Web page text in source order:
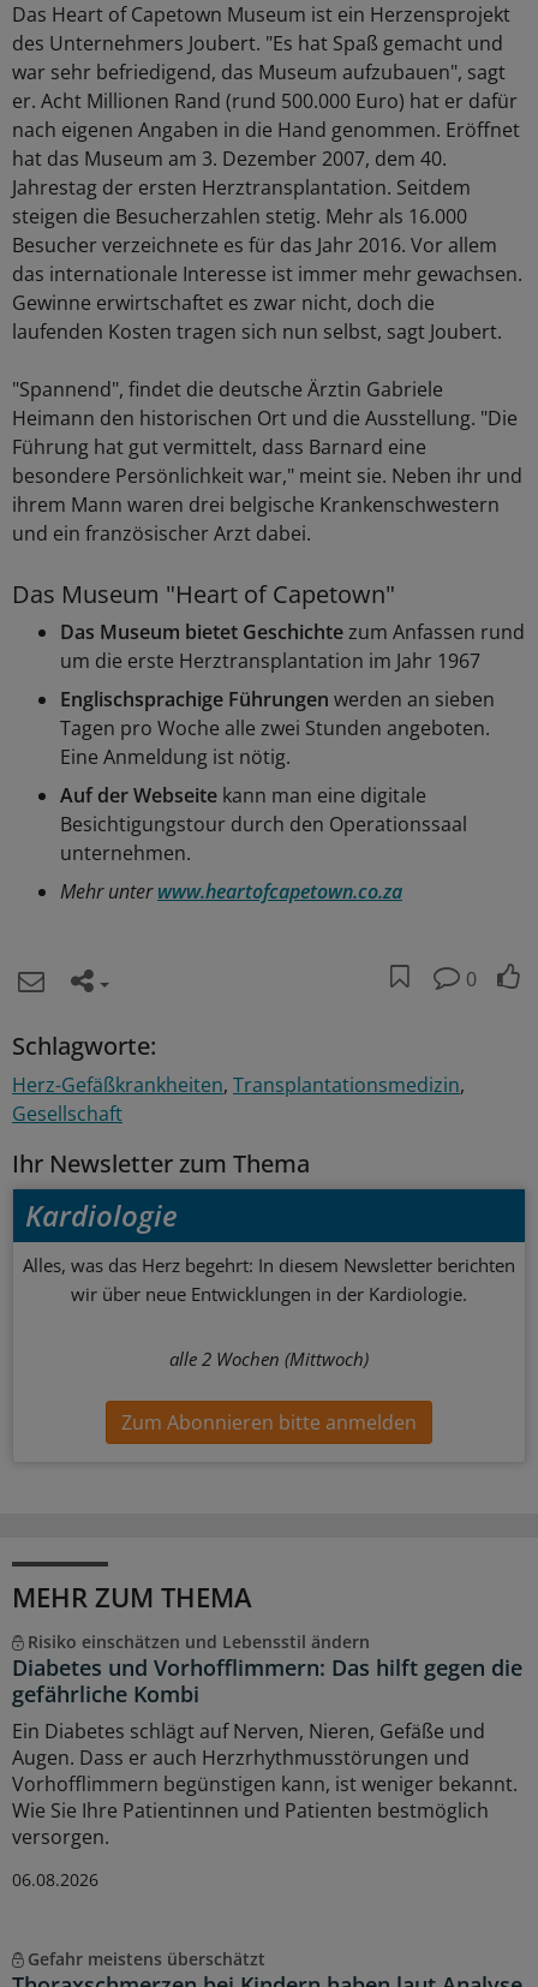
Das Heart of Capetown Museum ist ein Herzensprojekt
des Unternehmers Joubert. "Es hat Spaß gemacht und
war sehr befriedigend, das Museum aufzubauen", sagt
er. Acht Millionen Rand (rund 500.000 Euro) hat er dafür
nach eigenen Angaben in die Hand genommen. Eröffnet
hat das Museum am 3. Dezember 2007, dem 40.
Jahrestag der ersten Herztransplantation. Seitdem
steigen die Besucherzahlen stetig. Mehr als 16.000
Besucher verzeichnete es für das Jahr 2016. Vor allem
das internationale Interesse ist immer mehr gewachsen.
Gewinne erwirtschaftet es zwar nicht, doch die
laufenden Kosten tragen sich nun selbst, sagt Joubert.
"Spannend", findet die deutsche Ärztin Gabriele
Heimann den historischen Ort und die Ausstellung. "Die
Führung hat gut vermittelt, dass Barnard eine
besondere Persönlichkeit war," meint sie. Neben ihr und
ihrem Mann waren drei belgische Krankenschwestern
und ein französischer Arzt dabei.
Das Museum "Heart of Capetown"
Das Museum bietet Geschichtezum Anfassen rund
um die erste Herztransplantation im Jahr 1967
Englischsprachige Führungen werden an sieben
Tagen pro Woche alle zwei Stunden angeboten.
Eine Anmeldung ist nötig.
Auf der Webseite kann man eine digitale
Besichtigungstour durch den Operationssaal
unternehmen.
Mehr unterwww.heartofcapetown.co.za
0
Schlagworte:
Herz-Gefäßkrankheiten Transplantationsmedizin
Gesellschaft
Ihr Newsletter zum Thema
Kardiologie
Alles, was das Herz begehrt: In diesem Newsletter berichten
wir über neue Entwicklungen in der Kardiologie.
alle 2 Wochen (Mittwoch)
Zum Abonnieren bitte anmelden
MEHR ZUM THEMA
Risiko einschätzen und Lebensstil ändern
Diabetes und Vorhofflimmern: Das hilft gegen die
gefährliche Kombi
Ein Diabetes schlägt auf Nerven, Nieren, Gefäße und
Augen. Dass er auch Herzrhythmusstörungen und
Vorhofflimmern begünstigen kann, ist weniger bekannt.
Wie Sie Ihre Patientinnen und Patienten bestmöglich
versorgen.
06.08.2026
Gefahr meistens überschätzt